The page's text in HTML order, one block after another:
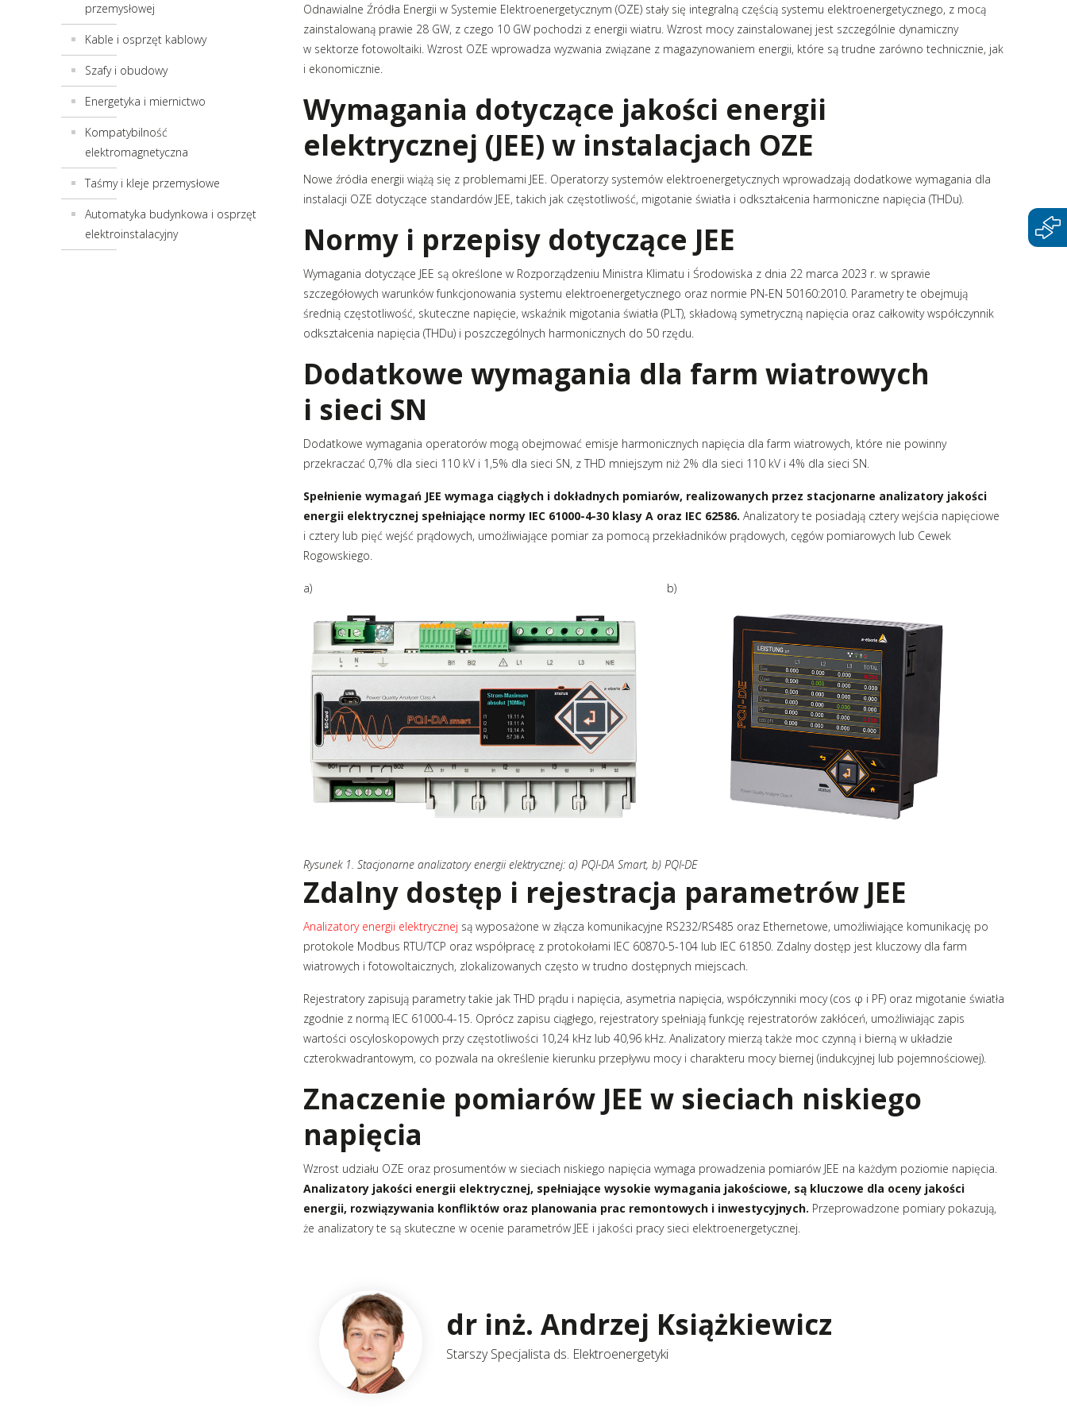
Automatyka budynkowa i osprzęt
elektroinstalacyjny
Konwertery częstotliwości
Konwertery protokołów przemysłowych
Lampy do szaf sterowniczych
Liczniki
Moduły interfejsowe
Silniki bezszczotkowe i serwonapędy
Styczniki
Systemy wózków kablowych i
Wyłączniki i rozłączniki
Zadajniki
przemysłowej
Kable i osprzęt kablowy
Szafy i obudowy
Energetyka i miernictwo
Kompatybilność
elektromagnetyczna
Taśmy i kleje przemysłowe
Automatyka budynkowa i osprzęt
elektroinstalacyjny
Odnawialne Źródła Energii w Systemie Elektroenergetycznym (OZE) stały się integralną częścią systemu elektroenergetycznego, z mocą
zainstalowaną prawie 28 GW, z czego 10 GW pochodzi z energii wiatru. Wzrost mocy zainstalowanej jest szczególnie dynamiczny
w sektorze fotowoltaiki. Wzrost OZE wprowadza wyzwania związane z magazynowaniem energii, które są trudne zarówno technicznie, jak
i ekonomicznie.
Wymagania dotyczące jakości energii
elektrycznej (JEE) w instalacjach OZE
Nowe źródła energii wiążą się z problemami JEE. Operatorzy systemów elektroenergetycznych wprowadzają dodatkowe wymagania dla
instalacji OZE dotyczące standardów JEE, takich jak częstotliwość, migotanie światła i odkształcenia harmoniczne napięcia (THDu).
Normy i przepisy dotyczące JEE
Wymagania dotyczące JEE są określone w Rozporządzeniu Ministra Klimatu i Środowiska z dnia 22 marca 2023 r. w sprawie
szczegółowych warunków funkcjonowania systemu elektroenergetycznego oraz normie PN-EN 50160:2010. Parametry te obejmują
średnią częstotliwość, skuteczne napięcie, wskaźnik migotania światła (PLT), składową symetryczną napięcia oraz całkowity współczynnik
odkształcenia napięcia (THDu) i poszczególnych harmonicznych do 50 rzędu.
Dodatkowe wymagania dla farm wiatrowych
i sieci SN
Dodatkowe wymagania operatorów mogą obejmować emisje harmonicznych napięcia dla farm wiatrowych, które nie powinny
przekraczać 0,7% dla sieci 110 kV i 1,5% dla sieci SN, z THD mniejszym niż 2% dla sieci 110 kV i 4% dla sieci SN.
Spełnienie wymagań JEE wymaga ciągłych i dokładnych pomiarów, realizowanych przez stacjonarne analizatory jakości
energii elektrycznej spełniające normy IEC 61000-4-30 klasy A oraz IEC 62586. Analizatory te posiadają cztery wejścia napięciowe
i cztery lub pięć wejść prądowych, umożliwiające pomiar za pomocą przekładników prądowych, cęgów pomiarowych lub Cewek
Rogowskiego.
a) b)
Rysunek 1. Stacjonarne analizatory energii elektrycznej: a) PQI-DA Smart, b) PQI-DE
Zdalny dostęp i rejestracja parametrów JEE
Analizatory energii elektrycznej są wyposażone w złącza komunikacyjne RS232/RS485 oraz Ethernetowe, umożliwiające komunikację po
protokole Modbus RTU/TCP oraz współpracę z protokołami IEC 60870-5-104 lub IEC 61850. Zdalny dostęp jest kluczowy dla farm
wiatrowych i fotowoltaicznych, zlokalizowanych często w trudno dostępnych miejscach.
Rejestratory zapisują parametry takie jak THD prądu i napięcia, asymetria napięcia, współczynniki mocy (cos φ i PF) oraz migotanie światła
zgodnie z normą IEC 61000-4-15. Oprócz zapisu ciągłego, rejestratory spełniają funkcję rejestratorów zakłóceń, umożliwiając zapis
wartości oscyloskopowych przy częstotliwości 10,24 kHz lub 40,96 kHz. Analizatory mierzą także moc czynną i bierną w układzie
czterokwadrantowym, co pozwala na określenie kierunku przepływu mocy i charakteru mocy biernej (indukcyjnej lub pojemnościowej).
Znaczenie pomiarów JEE w sieciach niskiego
napięcia
Wzrost udziału OZE oraz prosumentów w sieciach niskiego napięcia wymaga prowadzenia pomiarów JEE na każdym poziomie napięcia.
Analizatory jakości energii elektrycznej, spełniające wysokie wymagania jakościowe, są kluczowe dla oceny jakości
energii, rozwiązywania konfliktów oraz planowania prac remontowych i inwestycyjnych. Przeprowadzone pomiary pokazują,
że analizatory te są skuteczne w ocenie parametrów JEE i jakości pracy sieci elektroenergetycznej.
dr inż. Andrzej Książkiewicz
Starszy Specjalista ds. Elektroenergetyki